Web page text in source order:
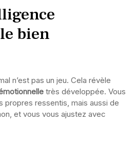
bien
n’est pas un jeu. Cela révèle
très développée. Vous
propres ressentis, mais aussi de
et vous vous ajustez avec